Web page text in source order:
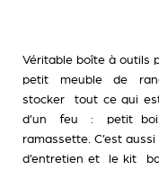
Véritable boîte à outils
petit meuble de
stocker tout ce qui est
d’un feu : petit
ramassette. C’est
d’entretien et le kit